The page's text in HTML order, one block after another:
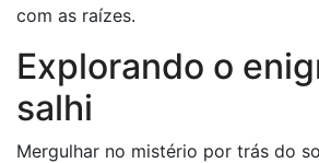
com as raízes.
Explorando o
salhi
Mergulhar no mistério por trás do